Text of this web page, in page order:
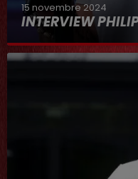
15 novembre 2024
INTERVIEW